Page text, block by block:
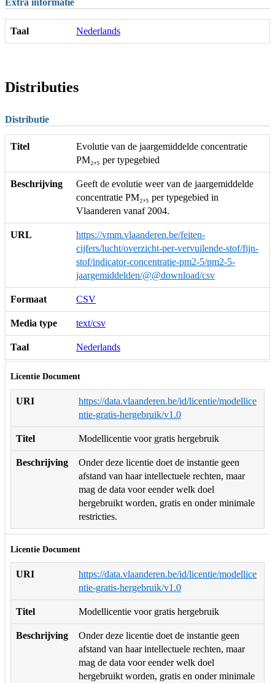
Taal Nederlands
Distributies
Distributie
Titel
Evolutie van de jaargemiddelde concentratie
PM₂,₅ per typegebied
Beschrijving
Geeft de evolutie weer van de jaargemiddelde
concentratie PM₂,₅ per typegebied in
Vlaanderen vanaf 2004.
URL
https://vmm.vlaanderen.be/feiten-
cijfers/lucht/overzicht-per-vervuilende-stof/fijn-
stof/indicator-concentratie-pm2-5/pm2-5-
jaargemiddelden/@@download/csv
Formaat CSV
Media type text/csv
Taal Nederlands
Licentie Document
URI
https://data.vlaanderen.be/id/licentie/modellice
ntie-gratis-hergebruik/v1.0
Titel Modellicentie voor gratis hergebruik
Beschrijving
Onder deze licentie doet de instantie geen
afstand van haar intellectuele rechten, maar
mag de data voor eender welk doel
hergebruikt worden, gratis en onder minimale
restricties.
Licentie Document
URI
https://data.vlaanderen.be/id/licentie/modellice
ntie-gratis-hergebruik/v1.0
Titel Modellicentie voor gratis hergebruik
Beschrijving
Onder deze licentie doet de instantie geen
afstand van haar intellectuele rechten, maar
mag de data voor eender welk doel
hergebruikt worden, gratis en onder minimale